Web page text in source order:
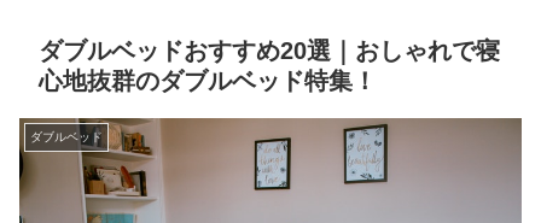
ダブルベッドおすすめ20選｜おしゃれで寝
心地抜群のダブルベッド特集！
ダブルベッド